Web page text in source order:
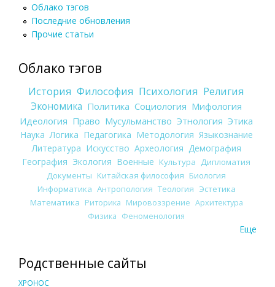
Облако тэгов
Последние обновления
Прочие статьи
Облако тэгов
История Философия Психология Религия
Экономика Политика Социология Мифология
Идеология Право Мусульманство Этнология Этика
Наука Логика Педагогика Методология Языкознание
Литература Искусство Археология Демография
География Экология Военные Культура
Дипломатия
Документы Китайская философия Биология
Информатика Антропология Теология Эстетика
Математика Риторика Мировоззрение Архитектура
Физика Феноменология
Еще
Родственные сайты
ХРОНОС